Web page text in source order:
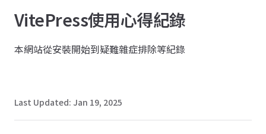
VitePress使用心得紀錄
本網站從安裝開始到疑難雜症排除等紀錄
Last Updated: Jan 19, 2025